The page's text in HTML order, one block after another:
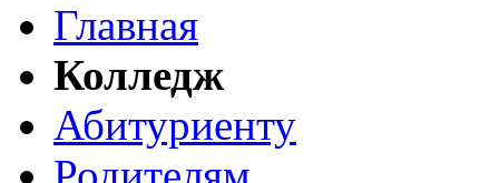
Главная
Колледж
Абитуриенту